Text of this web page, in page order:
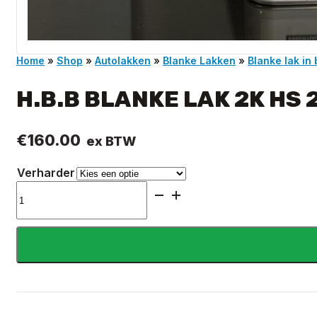
Home » Shop » Autolakken » Blanke Lakken » Blanke lak in
H.B.B BLANKE LAK 2K HS
€160.00 ex BTW
Verharder
BLANKE
LAK
2K
2:1